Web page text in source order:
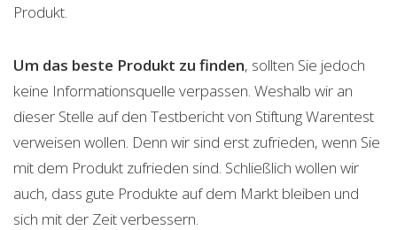
Produkt.
Um das beste Produkt zu finden, sollten Sie jedoch
keine Informationsquelle verpassen. Weshalb wir an
dieser Stelle auf den Testbericht von Stiftung Warentest
verweisen wollen. Denn wir sind erst zufrieden, wenn Sie
mit dem Produkt zufrieden sind. Schließlich wollen wir
auch, dass gute Produkte auf dem Markt bleiben und
sich mit der Zeit verbessern.